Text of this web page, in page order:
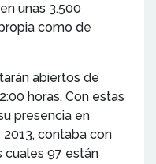
unas 3.500
como de
abiertos de
horas. Con estas
presencia en
contaba con
cuales 97 están